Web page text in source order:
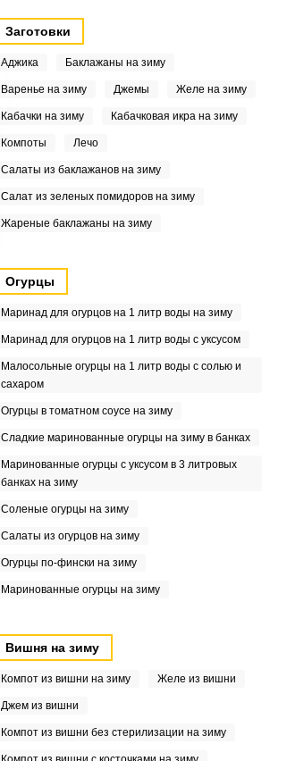
Несмеянова
Заготовки
Аджика Баклажаны на зиму
Варенье на зиму Джемы Желе на зиму
Кабачки на зиму Кабачковая икра на зиму
Компоты Лечо
Салаты из баклажанов на зиму
Салат из зеленых помидоров на зиму
Жареные баклажаны на зиму
Огурцы
Маринад для огурцов на 1 литр воды на зиму
Маринад для огурцов на 1 литр воды с уксусом
Малосольные огурцы на 1 литр воды с солью и
сахаром
Огурцы в томатном соусе на зиму
Сладкие маринованные огурцы на зиму в банках
Маринованные огурцы с уксусом в 3 литровых
банках на зиму
Соленые огурцы на зиму
Салаты из огурцов на зиму
Огурцы по-фински на зиму
Маринованные огурцы на зиму
Вишня на зиму
Компот из вишни на зиму Желе из вишни
Джем из вишни
Компот из вишни без стерилизации на зиму